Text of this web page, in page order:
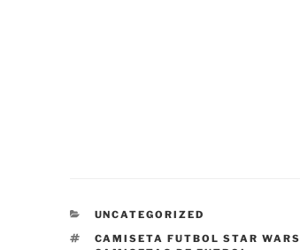
CATEGORÍAS
UNCATEGORIZED
ETIQUETAS
CAMISETA FUTBOL STAR WARS